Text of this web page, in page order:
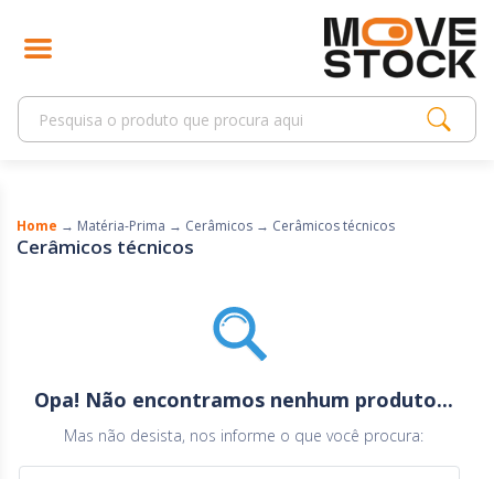
Home → Matéria-Prima → Cerâmicos → Cerâmicos técnicos
Cerâmicos técnicos
Opa! Não encontramos nenhum produto...
Mas não desista, nos informe o que você procura: